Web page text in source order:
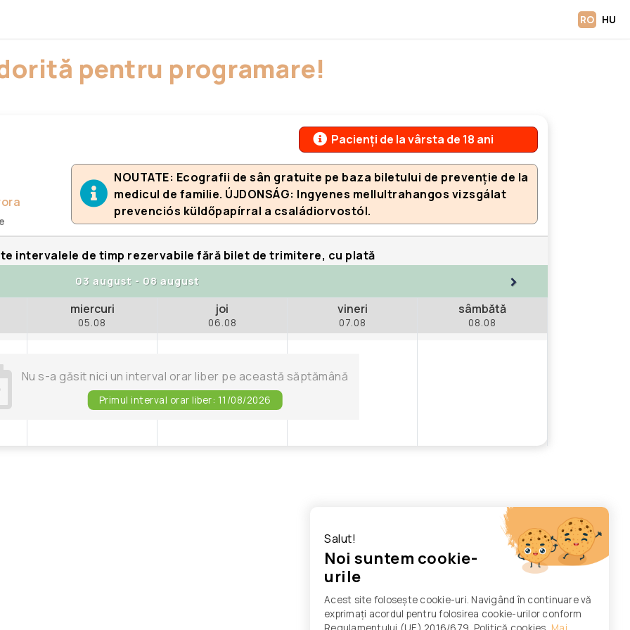
RO HU
pentru programare!
Pacienți de la vârsta de 18 ani
NOUTATE: Ecografii de sân gratuite pe baza biletului de prevenție de la
medicul de familie. ÚJDONSÁG: Ingyenes mellultrahangos vizsgálat
prevenciós küldőpapírral a családiorvostól.
intervalele de timp rezervabile fără bilet de trimitere, cu plată
03 august - 08 august >
miercuri
05.08
joi
06.08
vineri
07.08
sâmbătă
08.08
Nu s-a găsit nici un interval orar liber pe această săptămână
Primul interval orar liber: 11/08/2026
Salut!
Noi suntem cookie-
urile
Acest site folosește cookie-uri. Navigând în continuare vă
exprimați acordul pentru folosirea cookie-urilor conform